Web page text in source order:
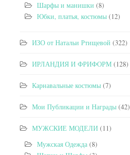
Шарфы и манишки (8)
Юбки, платья, костюмы (12)
ИЗО от Натальи Ртищевой (322)
ИРЛАНДИЯ И ФРИФОРМ (128)
Карнавальные костюмы (7)
Мои Публикации и Награды (42)
МУЖСКИЕ МОДЕЛИ (11)
Мужская Одежда (8)